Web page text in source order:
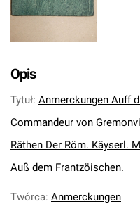
Opis
Tytuł: Anmerckungen Auff
Commandeur von
Räthen Der Röm. Käyserl.
Auß dem Frantzöischen.
Twórca: Anmerckungen